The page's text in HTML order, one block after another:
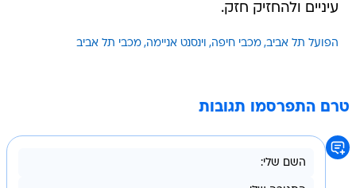
עיניים ולהחזיק חזק.
הפועל תל אביב מכבי חיפה וינסנט אניימה מכבי תל אביב
טרם התפרסמו תגובות